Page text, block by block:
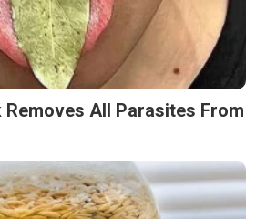
All Parasites From